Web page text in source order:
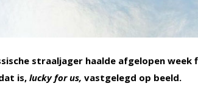
straaljager haalde afgelopen
is,lucky for us, vastgelegd op beeld.